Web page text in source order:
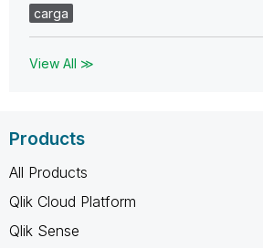
carga
View All ≫
Products
All Products
Qlik Cloud Platform
Qlik Sense